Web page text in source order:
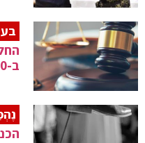
ב-385,000 ש"ח